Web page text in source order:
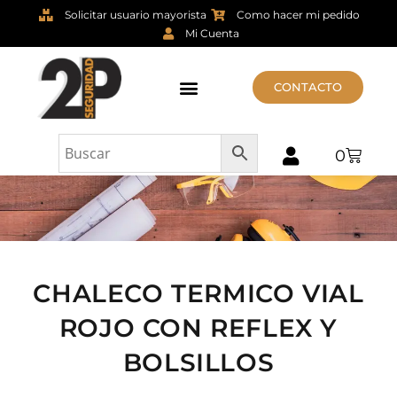
Solicitar usuario mayorista
Como hacer mi pedido
Mi Cuenta
CONTACTO
0
CHALECO TERMICO VIAL
ROJO CON REFLEX Y
BOLSILLOS